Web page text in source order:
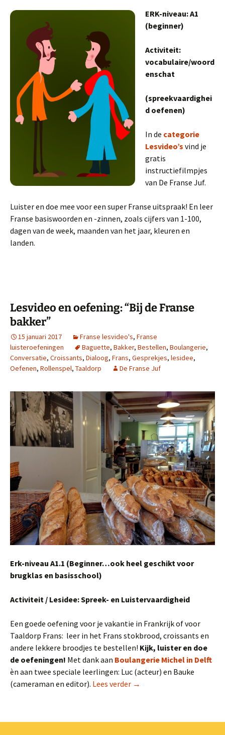
ERK-niveau: A1
(beginner)
Activiteit:
vocabulaire/woord
enschat
(spreekvaardighei
d oefenen)
In de categorie
Lesvideo’s vind je
gratis
instructiefilmpjes
van De Franse Juf.
Luister en doe mee voor een super Franse uitspraak! En leer
Franse basiswoorden en -zinnen, zoals cijfers van 1-100,
dagen van de week, maanden van het jaar, kleuren en
landen.
Lesvideo en oefening: “Bij de Franse
bakker”
15 januari 2017 Franse lesvideo's, Franse
luisteroefeningen
Baguette, Bakker, Bestellen, Boulangerie,
Conversatie, Croissants, Dialoog, Frans, Gesprekjes, lesidee,
Oefenen, Rollenspel, Taaldorp De Franse Juf
Erk-niveau A1.1 (Beginner…ook heel geschikt voor
brugklas en basisschool)
Activiteit / Lesidee: Spreek- en Luistervaardigheid
Een goede oefening voor je vakantie in Frankrijk of voor
Taaldorp Frans: leer in het Frans stokbrood, croissants en
andere lekkere broodjes te bestellen! Kijk, luister en doe
de oefeningen! Met dank aan Boulangerie Michel in Delft
èn aan twee speciale leerlingen: Luc (acteur) en Bauke
(cameraman en editor). Lees verder Lesvideo en oefening: “Bij
→